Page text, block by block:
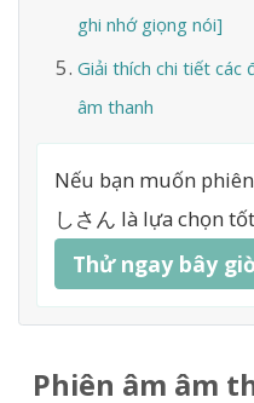
ghi nhớ giọng nói]
Giải thích chi tiết các
âm thanh
Nếu bạn muốn
しさん là lựa chọn
Thử ngay bây
Phiên âm âm